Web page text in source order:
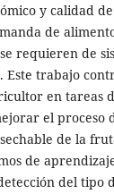
y calidad
de
requieren de
trabajo
en tareas
el proceso
de la
de
del tipo